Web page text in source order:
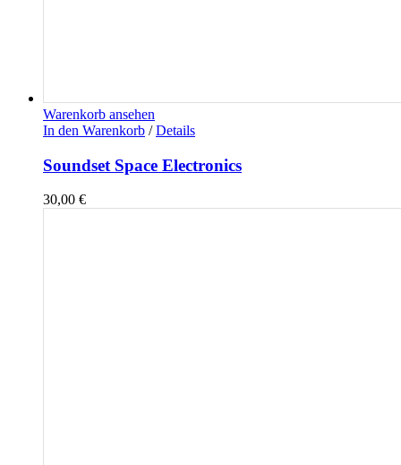
Warenkorb ansehen
In den Warenkorb / Details
Soundset Space Electronics
30,00 €